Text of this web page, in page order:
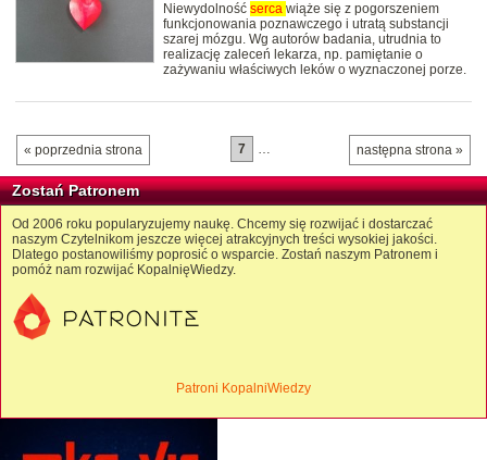
Niewydolność serca wiąże się z pogorszeniem
funkcjonowania poznawczego i utratą substancji
szarej mózgu. Wg autorów badania, utrudnia to
realizację zaleceń lekarza, np. pamiętanie o
zażywaniu właściwych leków o wyznaczonej porze.
« poprzednia strona następna strona »
7 …
Zostań Patronem
Od 2006 roku popularyzujemy naukę. Chcemy się rozwijać i dostarczać
naszym Czytelnikom jeszcze więcej atrakcyjnych treści wysokiej jakości.
Dlatego postanowiliśmy poprosić o wsparcie. Zostań naszym Patronem i
pomóż nam rozwijać KopalnięWiedzy.
Patroni KopalniWiedzy